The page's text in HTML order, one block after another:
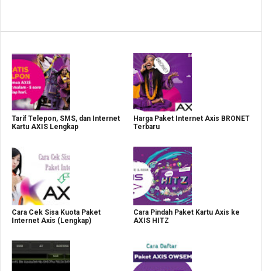
Tarif Telepon, SMS, dan Internet
Kartu AXIS Lengkap
Harga Paket Internet Axis BRONET
Terbaru
Cara Cek Sisa Kuota Paket
Internet Axis (Lengkap)
Cara Pindah Paket Kartu Axis ke
AXIS HITZ